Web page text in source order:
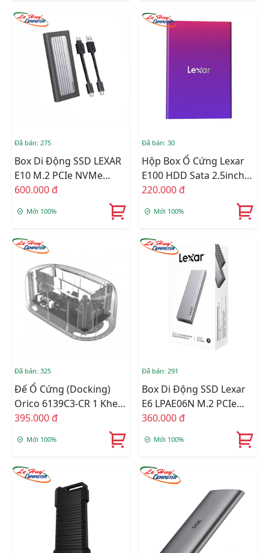
Đã bán: 275
Box Di Động SSD LEXAR
E10 M.2 PCIe NVMe
Gen3x4 / Gen4x4 Type-C
600.000 đ
Mới 100%
Đã bán: 30
Hộp Box Ổ Cứng Lexar
E100 HDD Sata 2.5inch
USB 3.2 LPAE100-RNBNG
220.000 đ
Mới 100%
Đã bán: 325
Đế Ổ Cứng (Docking)
Orico 6139C3-CR 1 Khe
Cắm USB 3.0
395.000 đ
Mới 100%
Đã bán: 291
Box Di Động SSD Lexar
E6 LPAE06N M.2 PCIe
NVMe Gen3x4 / Gen4x4
RNBNG)
360.000 đ
Mới 100%